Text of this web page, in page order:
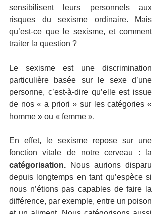
sensibilisent leurs personnels aux
risques du sexisme ordinaire. Mais
qu’est-ce que le sexisme, et comment
traiter la question ?
Le sexisme est une discrimination
particulière basée sur le sexe d’une
personne, c’est-à-dire qu’elle est issue
de nos « a priori » sur les catégories «
homme » ou « femme ».
En effet, le sexisme repose sur une
catégorisation. Nous aurions disparu
depuis longtemps en tant qu’espèce si
nous n’étions pas capables de faire la
différence, par exemple, entre un poison